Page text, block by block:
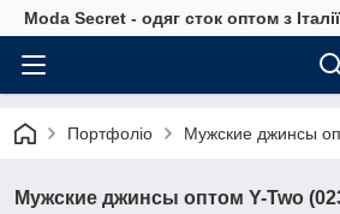
Moda Secret - одяг сток оптом з Італії
Портфоліо Мужские джинсы
Мужские джинсы оптом Y-Two